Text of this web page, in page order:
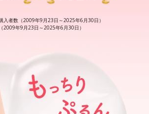
入者数（2009年9月23日～2025年6月30日）
2009年9月23日～2025年6月30日）